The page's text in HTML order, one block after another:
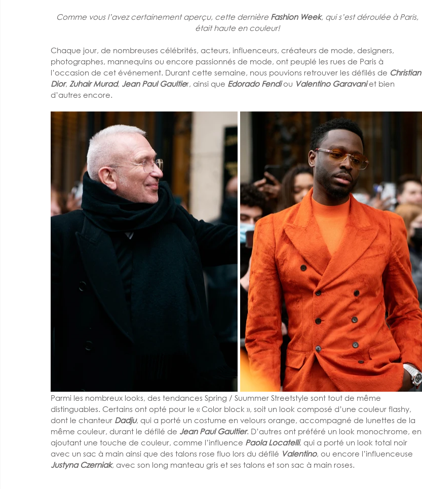
Comme vous l’avez certainement aperçu, cette dernière Fashion Week, qui s’est déroulée à Paris,
était haute en couleur!
Chaque jour, de nombreuses célébrités, acteurs, influenceurs, créateurs de mode, designers,
photographes, mannequins ou encore passionnés de mode, ont peuplé les rues de Paris à
l’occasion de cet événement. Durant cette semaine, nous pouvions retrouver les défilés de Christian
Dior, Zuhair Murad, Jean Paul Gaultier, ainsi que Edorado Fendi ou Valentino Garavani et bien
d’autres encore.
Parmi les nombreux looks, des tendances Spring / Suummer Streetstyle sont tout de même
distinguables. Certains ont opté pour le « Color block », soit un look composé d’une couleur flashy,
dont le chanteur Dadju, qui a porté un costume en velours orange, accompagné de lunettes de la
même couleur, durant le défilé de Jean Paul Gaultier. D’autres ont préféré un look monochrome, en
ajoutant une touche de couleur, comme l’influence Paola Locatelli, qui a porté un look total noir
avec un sac à main ainsi que des talons rose fluo lors du défilé Valentino, ou encore l’influenceuse
Justyna Czerniak, avec son long manteau gris et ses talons et son sac à main roses.